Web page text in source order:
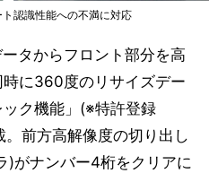
認識性能への不満に対応
タからフロント部分を高
に360度のリサイズデー
ク機能」(※特許登録
前方高解像度の切り出し
)がナンバー4桁をクリアに